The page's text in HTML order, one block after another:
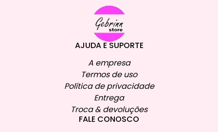
AJUDA E SUPORTE
A empresa
Termos de uso
Política de privacidade
Entrega
Troca & devoluções
FALE CONOSCO